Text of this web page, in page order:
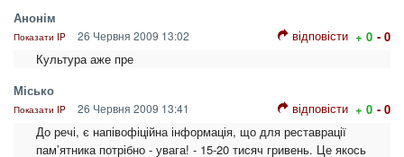
Анонім
Показати IP 26 Червня 2009 13:02 відповісти + 0 - 0
Культура аже пре
Місько
Показати IP 26 Червня 2009 13:41 відповісти + 0 - 0
До речі, є напівофіційна інформація, що для реставрації
пам’ятника потрібно - увага! - 15-20 тисяч гривень. Це якось